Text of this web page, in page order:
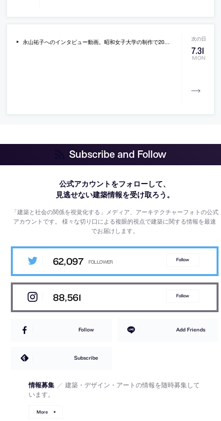
7.31
MON
永山祐子へのインタビュー動画。昭和女子大学の制作で2023年7月に公開されたもの
Subscribe and Follow
公式アカウントをフォローして、
見逃せない建築情報を受け取ろう。
「建築と社会の関係を視覚化する」メディア、アーキテクチャーフォトの公式
アカウントです。様々な切り口による複眼的視点で建築に関する情報を最速
でお届けします。
62,097 Follow
88,561 Follow
Follow Add Friends
Subscribe
情報募集 ／ 建築・デザイン・アートの情報を随時募集して
います。
More